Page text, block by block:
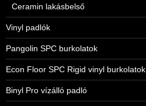
Ceramin lakásbelső
Vinyl padlók
Pangolin SPC burkolatok
Econ Floor SPC Rigid vinyl burkolatok
Binyl Pro vízálló padló